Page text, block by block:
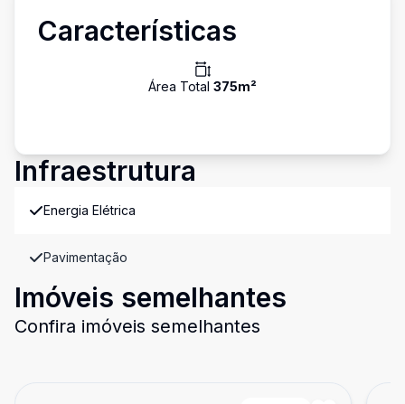
Características
Área Total 375m²
Infraestrutura
Energia Elétrica
Pavimentação
Imóveis semelhantes
Confira imóveis semelhantes